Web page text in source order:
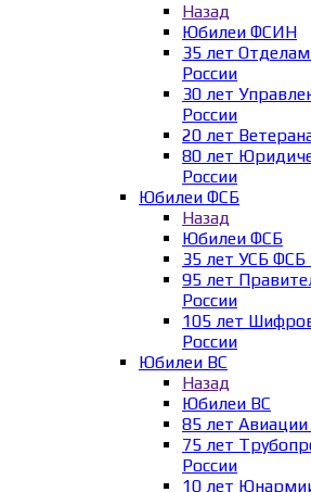
Назад
Юбилеи ФСИН
35 лет
России
30 лет
России
20 лет
80 лет
России
Юбилеи ФСБ
Назад
Юбилеи ФСБ
35 лет УСБ ФСБ
95 лет
России
105 лет
России
Юбилеи ВС
Назад
Юбилеи ВС
85 лет
75 лет
России
10 лет